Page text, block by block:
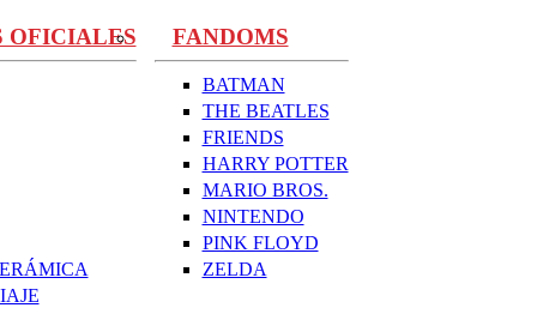
OFICIALES FANDOMS
BATMAN
THE BEATLES
FRIENDS
HARRY POTTER
MARIO BROS.
NINTENDO
PINK FLOYD
ZELDA